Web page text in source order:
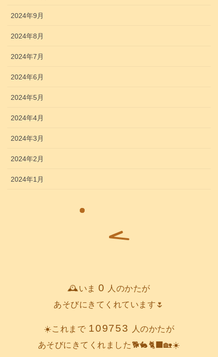
2024年9月
2024年8月
2024年7月
2024年6月
2024年5月
2024年4月
2024年3月
2024年2月
2024年1月
🕰️いま0 人のかたが
あそびにきてくれています🌷
☀️これまで 109753
人のかたが
あそびにきてくれました🐕️🐇🐈‍⬛🏡☀️